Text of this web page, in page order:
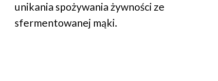
unikania spożywania żywności ze
sfermentowanej mąki.